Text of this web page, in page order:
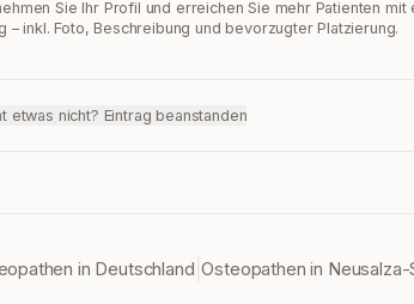
Sie Ihr Profil und erreichen Sie mehr Patienten mit
– inkl. Foto, Beschreibung und bevorzugter Platzierung.
etwas nicht? Eintrag beanstanden
in Deutschland |Osteopathen in